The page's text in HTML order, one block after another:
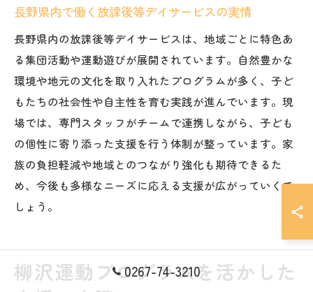
長野県内で働く放課後等デイサービスの実情
長野県内の放課後等デイサービスは、地域ごとに特色あ
る集団活動や運動遊びが展開されています。自然豊かな
環境や地元の文化を取り入れたプログラムが多く、子ど
もたちの社会性や自主性を育む実践が進んでいます。現
場では、専門スタッフがチームで連携しながら、子ども
の個性に寄り添った支援を行う体制が整っています。家
族の負担軽減や地域とのつながり強化も期待できるた
め、今後も多様なニーズに応える支援が広がっていくで
しょう。
柳沢運動プログラムを活かした
0267-74-3210